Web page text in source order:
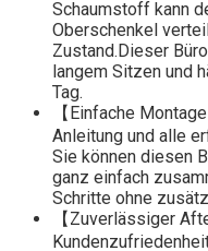
Schaumstoff kann
Oberschenkel
Zustand.Dieser
langem Sitzen und
Tag.
【Einfache
Anleitung und alle
Sie können diesen
ganz einfach
Schritte ohne
【Zuverlässiger